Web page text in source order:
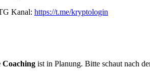
Kanal: https://t.me/kryptologin
ist in Planung. Bitte schaut nach